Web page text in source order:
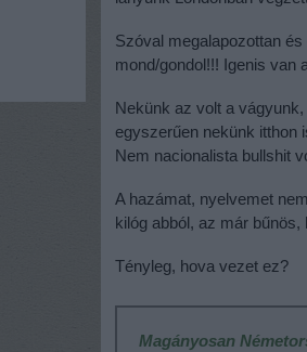
Szóval megalapozottan
mond/gondol!!! Igenis van
Nekünk az volt a
egyszerűen nekünk itthon
Nem nacionalista bullshit
A hazámat, nyelvemet
kilóg abból, az már bűnös,
Tényleg, hova vezet ez?
Magányosan